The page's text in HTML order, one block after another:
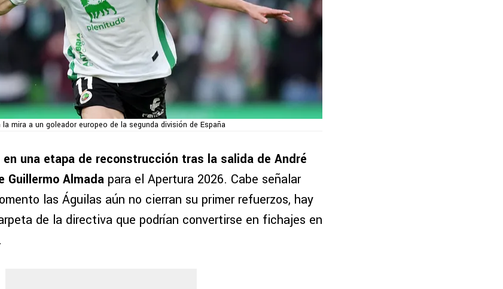
la mira a un goleador europeo de la segunda división de España
una etapa de reconstrucción tras la salida de André
Guillermo Almada para el Apertura 2026. Cabe señalar
las Águilas aún no cierran su primer refuerzos, hay
de la directiva que podrían convertirse en fichajes en